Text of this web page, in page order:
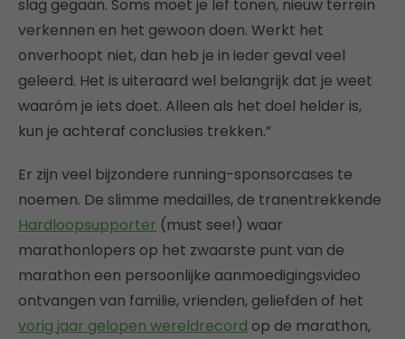
slag gegaan. Soms moet je lef tonen, nieuw terrein
verkennen en het gewoon doen. Werkt het
onverhoopt niet, dan heb je in ieder geval veel
geleerd. Het is uiteraard wel belangrijk dat je weet
waaróm je iets doet. Alleen als het doel helder is,
kun je achteraf conclusies trekken.”
Er zijn veel bijzondere running-sponsorcases te
noemen. De slimme medailles, de tranentrekkende
Hardloopsupporter (must see!) waar
marathonlopers op het zwaarste punt van de
marathon een persoonlijke aanmoedigingsvideo
ontvangen van familie, vrienden, geliefden of het
vorig jaar gelopen wereldrecord op de marathon,